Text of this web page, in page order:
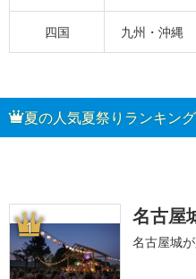
四国 九州・沖縄
夏の人気夏祭りランキン
1 名古屋
名古屋城